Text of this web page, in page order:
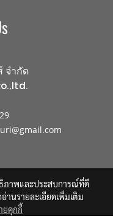
จำกัด
ภาพและประสบการณ์ที่ดี
านรายละเอียดเพิ่มเติม
ยคุกกี้